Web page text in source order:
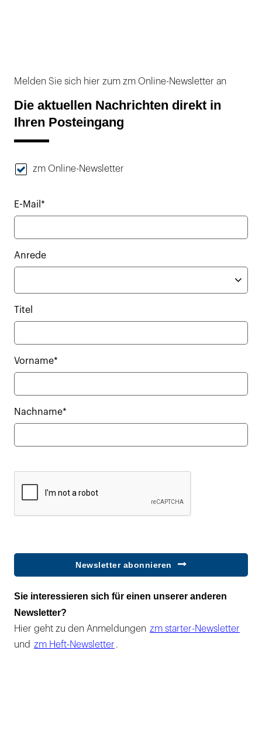
Melden Sie sich hier zum zm Online-Newsletter an
Die aktuellen Nachrichten direkt in
Ihren Posteingang
zm Online-Newsletter
E-Mail*
Anrede
Titel
Vorname*
Nachname*
Newsletter abonnieren
Sie interessieren sich für einen unserer anderen
Newsletter?
Hier geht zu den Anmeldungen zm starter-Newsletter
und zm Heft-Newsletter .